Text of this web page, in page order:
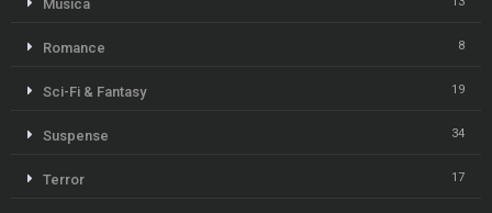
Música
Romance 8
Sci-Fi & Fantasy 19
Suspense 34
Terror 17